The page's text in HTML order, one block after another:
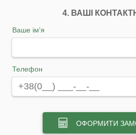
4. ВАШІ
Ваше ім'я
Телефон
ОФОРМИТИ